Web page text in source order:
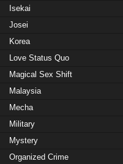
Isekai
Josei
Korea
Love Status Quo
Magical Sex Shift
Malaysia
Mecha
Military
Mystery
Organized Crime